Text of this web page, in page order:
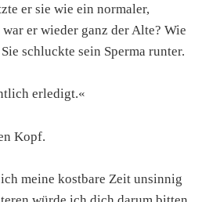
er sie wie ein normaler,
er wieder ganz der Alte? Wie
schluckte sein Sperma runter.
erledigt.«
Kopf.
meine kostbare Zeit unsinnig